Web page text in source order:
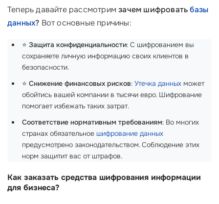
Теперь давайте рассмотримзачем шифроватьбазы
данных? Вот основные причины:
⭐ Защита конфиденциальности: С шифрованием вы
сохраняете личную информацию своих клиентов в
безопасности.
⭐ Снижение финансовых рисков: Утечка данных может
обойтись вашей компании в тысячи евро. Шифрование
помогает избежать таких затрат.
Соответствие нормативным требованиям: Во многих
странах обязательное шифрование данных
предусмотрено законодательством. Соблюдение этих
норм защитит вас от штрафов.
Как заказать средства шифрования информации
для бизнеса?